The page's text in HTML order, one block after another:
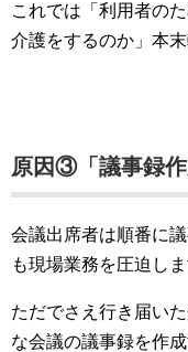
これでは「利用者の
介護をするのか」本
原因③「議事録作
会議出席者は順番に
も現場業務を圧迫しま
ただでさえ行き届い
な会議の議事録を作